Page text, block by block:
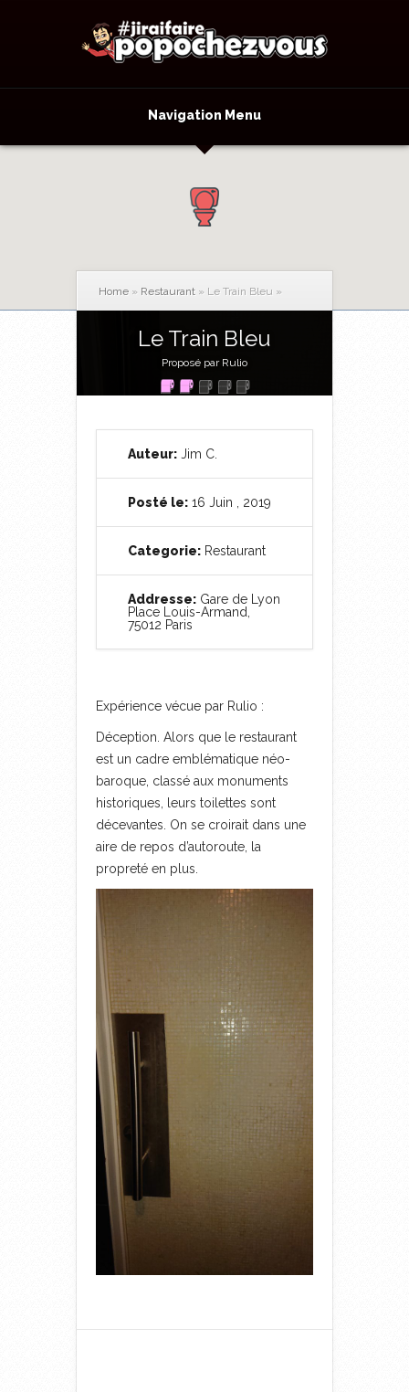
Navigation Menu
Home » Restaurant » Le Train Bleu »
Le Train Bleu
Proposé par Rulio
Auteur: Jim C.
Posté le: 16 Juin , 2019
Categorie: Restaurant
Addresse: Gare de Lyon
Place Louis-Armand,
75012 Paris
Expérience vécue par Rulio :
Déception. Alors que le restaurant
est un cadre emblématique néo-
baroque, classé aux monuments
historiques, leurs toilettes sont
décevantes. On se croirait dans une
aire de repos d’autoroute, la
propreté en plus.